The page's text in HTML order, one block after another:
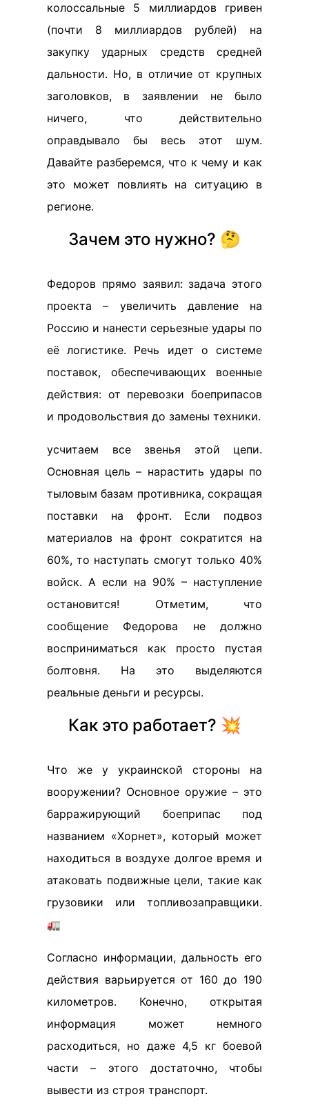
колоссальные 5 миллиардов гривен
(почти 8 миллиардов рублей) на
закупку ударных средств средней
дальности. Но, в отличие от крупных
заголовков, в заявлении не было
ничего, что действительно
оправдывало бы весь этот шум.
Давайте разберемся, что к чему и как
это может повлиять на ситуацию в
регионе.
Зачем это нужно? 🤔
Федоров прямо заявил: задача этого
проекта – увеличить давление на
Россию и нанести серьезные удары по
её логистике. Речь идет о системе
поставок, обеспечивающих военные
действия: от перевозки боеприпасов
и продовольствия до замены техники.
yсчитаем все звенья этой цепи.
Основная цель – нарастить удары по
тыловым базам противника, сокращая
поставки на фронт. Если подвоз
материалов на фронт сократится на
60%, то наступать смогут только 40%
войск. А если на 90% – наступление
остановится! Отметим, что
сообщение Федорова не должно
восприниматься как просто пустая
болтовня. На это выделяются
реальные деньги и ресурсы.
Как это работает? 💥
Что же у украинской стороны на
вооружении? Основное оружие – это
барражирующий боеприпас под
названием «Хорнет», который может
находиться в воздухе долгое время и
атаковать подвижные цели, такие как
грузовики или топливозаправщики.
🚛
Согласно информации, дальность его
действия варьируется от 160 до 190
километров. Конечно, открытая
информация может немного
расходиться, но даже 4,5 кг боевой
части – этого достаточно, чтобы
вывести из строя транспорт.